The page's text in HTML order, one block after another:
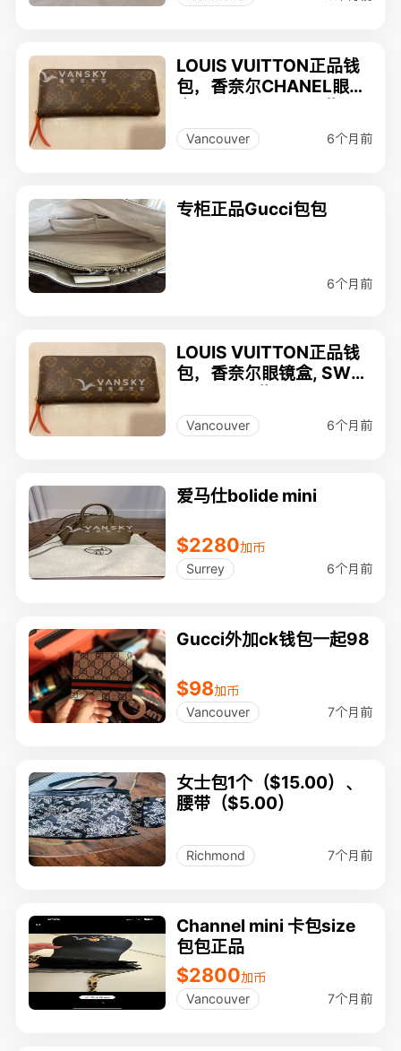
LOUIS VUITTON正品钱
包，香奈尔CHANEL眼镜
ARKER圆珠笔
Vancouver 6个月前
专柜正品Gucci包包
6个月前
LOUIS VUITTON正品钱
包，香奈尔眼镜盒, SWA
圆珠笔
Vancouver 6个月前
爱马仕bolide mini
$2280加币
Surrey
6个月前
Gucci外加ck钱包一起98
$98加币
Vancouver
7个月前
女士包1个（$15.00）、
腰带（$5.00）
Richmond 7个月前
Channel mini 卡包size
包包正品
$2800加币
Vancouver
7个月前